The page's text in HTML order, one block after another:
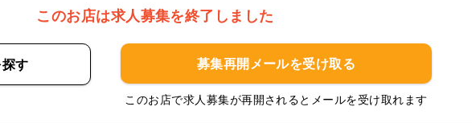
このお店は求人募集を終了しました
探す 募集再開メールを受け取る
このお店で求人募集が再開されるとメールを受け取れます